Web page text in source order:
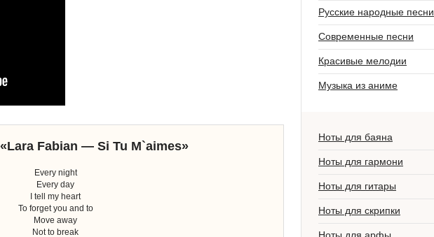
Fabian — Si Tu M`aimes»
Every night
Every day
I tell my heart
To forget you and to
Move away
Not to break
Русские народные песни
Современные песни
Красивые мелодии
Музыка из аниме
Ноты для баяна
Ноты для гармони
Ноты для гитары
Ноты для скрипки